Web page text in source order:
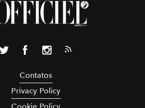
Contatos
Privacy Policy